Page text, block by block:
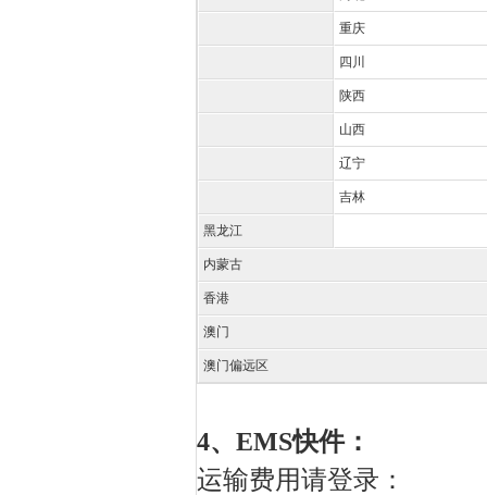
重庆
四川
陕西
山西
辽宁
吉林
黑龙江
内蒙古
香港
澳门
澳门偏远区
4、EMS快件：
运输费用请登录：